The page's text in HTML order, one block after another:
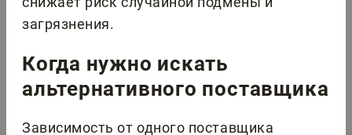
загрязнения.
Когда нужно искать
альтернативного поставщика
Зависимость от одного поставщика